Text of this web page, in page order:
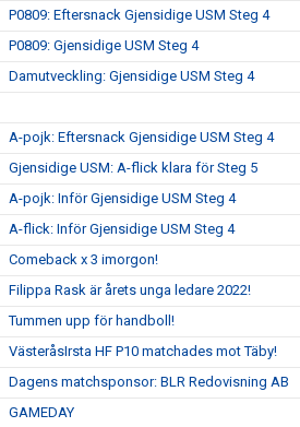
P0809: Eftersnack Gjensidige USM Steg 4
P0809: Gjensidige USM Steg 4
Damutveckling: Gjensidige USM Steg 4
A-pojk: Eftersnack Gjensidige USM Steg 4
Gjensidige USM: A-flick klara för Steg 5
A-pojk: Inför Gjensidige USM Steg 4
A-flick: Inför Gjensidige USM Steg 4
Comeback x 3 imorgon!
Filippa Rask är årets unga ledare 2022!
Tummen upp för handboll!
VästeråsIrsta HF P10 matchades mot Täby!
Dagens matchsponsor: BLR Redovisning AB
GAMEDAY